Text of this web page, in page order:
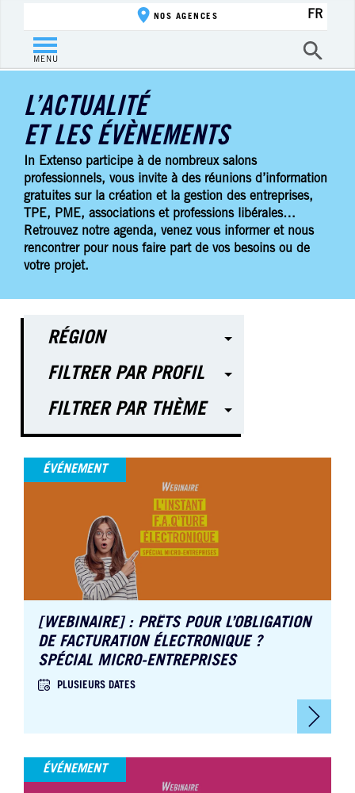
MENU
NOS AGENCES FR
L’ACTUALITÉ
ET LES ÉVÈNEMENTS
In Extenso participe à de nombreux salons
professionnels, vous invite à des réunions d’information
gratuites sur la création et la gestion des entreprises,
TPE, PME, associations et professions libérales…
Retrouvez notre agenda, venez vous informer et nous
rencontrer pour nous faire part de vos besoins ou de
votre projet.
RÉGION
FILTRER PAR PROFIL
FILTRER PAR THÈME
ÉVÉNEMENT
[WEBINAIRE] : PRÊTS POUR L’OBLIGATION
DE FACTURATION ÉLECTRONIQUE ?
SPÉCIAL MICRO-ENTREPRISES
PLUSIEURS DATES
ÉVÉNEMENT